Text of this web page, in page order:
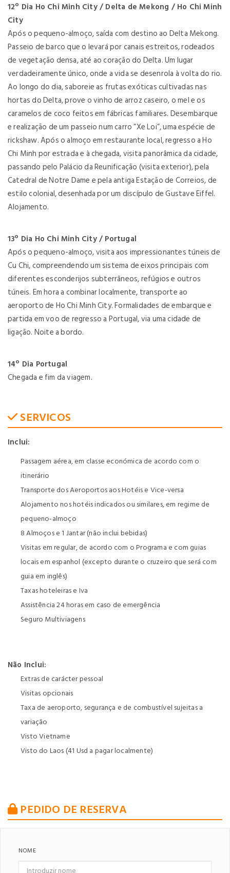
12º Dia Ho Chi Minh City / Delta de Mekong / Ho Chi Minh
City
Após o pequeno-almoço, saída com destino ao Delta Mekong.
Passeio de barco que o levará por canais estreitos, rodeados
de vegetação densa, até ao coração do Delta. Um lugar
verdadeiramente único, onde a vida se desenrola à volta do rio.
Ao longo do dia, saboreie as frutas exóticas cultivadas nas
hortas do Delta, prove o vinho de arroz caseiro, o mel e os
caramelos de coco feitos em fábricas familiares. Desembarque
e realização de um passeio num carro “Xe Loi”, uma espécie de
rickshaw. Após o almoço em restaurante local, regresso a Ho
Chi Minh por estrada e à chegada, visita panorâmica da cidade,
passando pelo Palácio da Reunificação (visita exterior), pela
Catedral de Notre Dame e pela antiga Estação de Correios, de
estilo colonial, desenhada por um discípulo de Gustave Eiffel.
Alojamento.
13º Dia Ho Chi Minh City / Portugal
Após o pequeno-almoço, visita aos impressionantes túneis de
Cu Chi, compreendendo um sistema de eixos principais com
diferentes esconderijos subterrâneos, refúgios e outros
túneis. Em hora a combinar localmente, transporte ao
aeroporto de Ho Chi Minh City. Formalidades de embarque e
partida em voo de regresso a Portugal, via uma cidade de
ligação. Noite a bordo.
14º Dia Portugal
Chegada e fim da viagem.
SERVICOS
Inclui:
Passagem aérea, em classe económica de acordo com o
itinerário
Transporte dos Aeroportos aos Hotéis e Vice-versa
Alojamento nos hotéis indicados ou similares, em regime de
pequeno-almoço
8 Almoços e 1 Jantar (não inclui bebidas)
Visitas em regular, de acordo com o Programa e com guias
locais em espanhol (excepto durante o cruzeiro que será com
guia em inglês)
Taxas hoteleiras e Iva
Assistência 24 horas em caso de emergência
Seguro Multiviagens
Não Inclui:
Extras de carácter pessoal
Visitas opcionais
Taxa de aeroporto, segurança e de combustível sujeitas a
variação
Visto Vietname
Visto do Laos (41 Usd a pagar localmente)
PEDIDO DE RESERVA
NOME